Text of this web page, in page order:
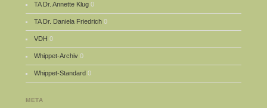
TA Dr. Annette Klug 0
TA Dr. Daniela Friedrich 0
VDH 0
Whippet-Archiv 0
Whippet-Standard 0
META